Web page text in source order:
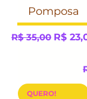
Pomposa
Preço normal
R$ 35,00 Preço
R$
QUERO!